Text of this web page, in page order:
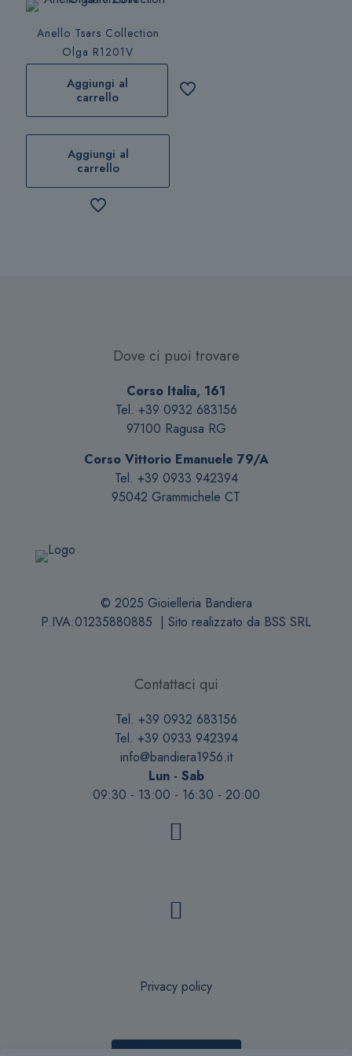
essere
scelte
nella
del
prodotto
Anello Tsars Collection
Olga R1201V
Aggiungi al
carrello
Aggiungi al
carrello
Dove ci puoi trovare
Corso Italia, 161
Tel. +39 0932 683156
97100 Ragusa RG
Corso Vittorio Emanuele 79/A
Tel. +39 0933 942394
95042 Grammichele CT
© 2025 Gioielleria Bandiera
P.IVA:01235880885 | Sito realizzato da BSS SRL
Contattaci qui
Tel. +39 0932 683156
Tel. +39 0933 942394
info@bandiera1956.it
Lun - Sab
09:30 - 13:00 - 16:30 - 20:00
Privacy policy